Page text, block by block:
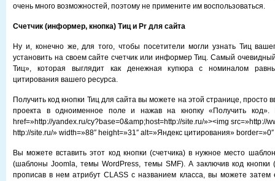
очень много возможностей, поэтому не примените им воспользоваться.
Счетчик (информер, кнопка) Тиц и Pr для сайта
Ну и, конечно же, для того, чтобы посетители могли узнать Тиц
установить на своем сайте счетчик или информер Тиц. Самый
Тиц», которая выглядит как денежная купюра с номиналом
цитирования вашего ресурса.
Получить код кнопки Тиц для сайта вы можете на этой странице, просто
проекта в одноименное поле и нажав на кнопку «Получить
href=»http://yandex.ru/cy?base=0&amp;host=http://site.ru/»><img src=»http://
http://site.ru/» width=»88″ height=»31″ alt=»Яндекс цитирования»
Вы можете вставить этот код кнопки (счетчика) в нужное место
(шаблоны Joomla, темы WordPress, темы SMF). А заключив код кнопки
прописав в нем атрибут CLASS с названием класса, вы можете затем